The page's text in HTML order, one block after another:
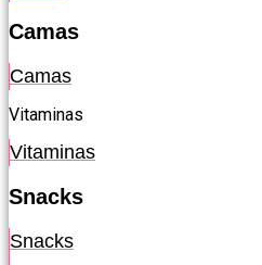
Camas
Camas
Vitaminas
Vitaminas
Snacks
Snacks